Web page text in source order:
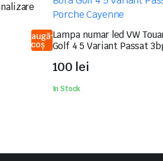
Adaugă
în coș
Lampa numar led VW
Golf 4 5 Variant Passat
100 lei
In Stock